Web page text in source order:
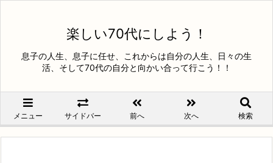
楽しい70代にしよう！
息子の人生、息子に任せ、これからは自分の人生、日々の生
活、そして70代の自分と向かい合って行こう！！
メニュー サイドバー 前へ 次へ 検索